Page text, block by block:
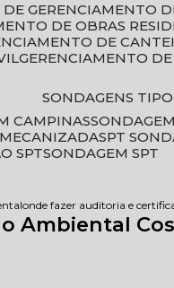
DE GERENCIAMENTO
DE OBRAS
DE
GERENCIAMENTO
SONDAGENS
CAMPINAS
MECANIZADA SPT
SPT SONDAGEM SPT
onde fazer auditoria e
Ambiental